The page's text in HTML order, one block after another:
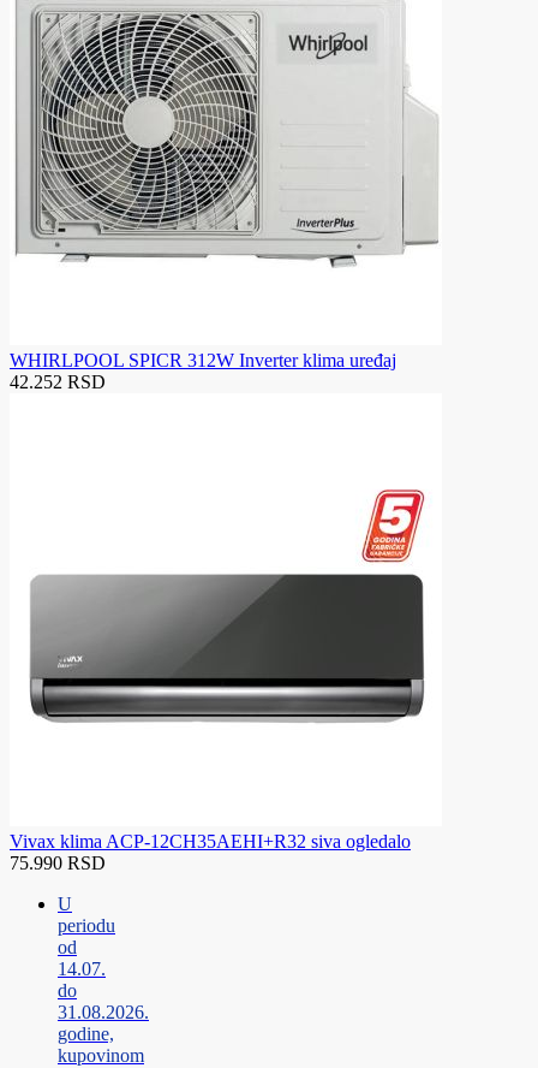
WHIRLPOOL SPICR 312W Inverter klima uređaj
42.252 RSD
Vivax klima ACP-12CH35AEHI+R32 siva ogledalo
75.990 RSD
U
periodu
od
14.07.
do
31.08.2026.
godine,
kupovinom